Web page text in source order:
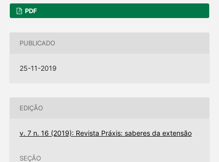
PDF
PUBLICADO
25-11-2019
EDIÇÃO
v. 7 n. 16 (2019): Revista Práxis: saberes da extensão
SEÇÃO